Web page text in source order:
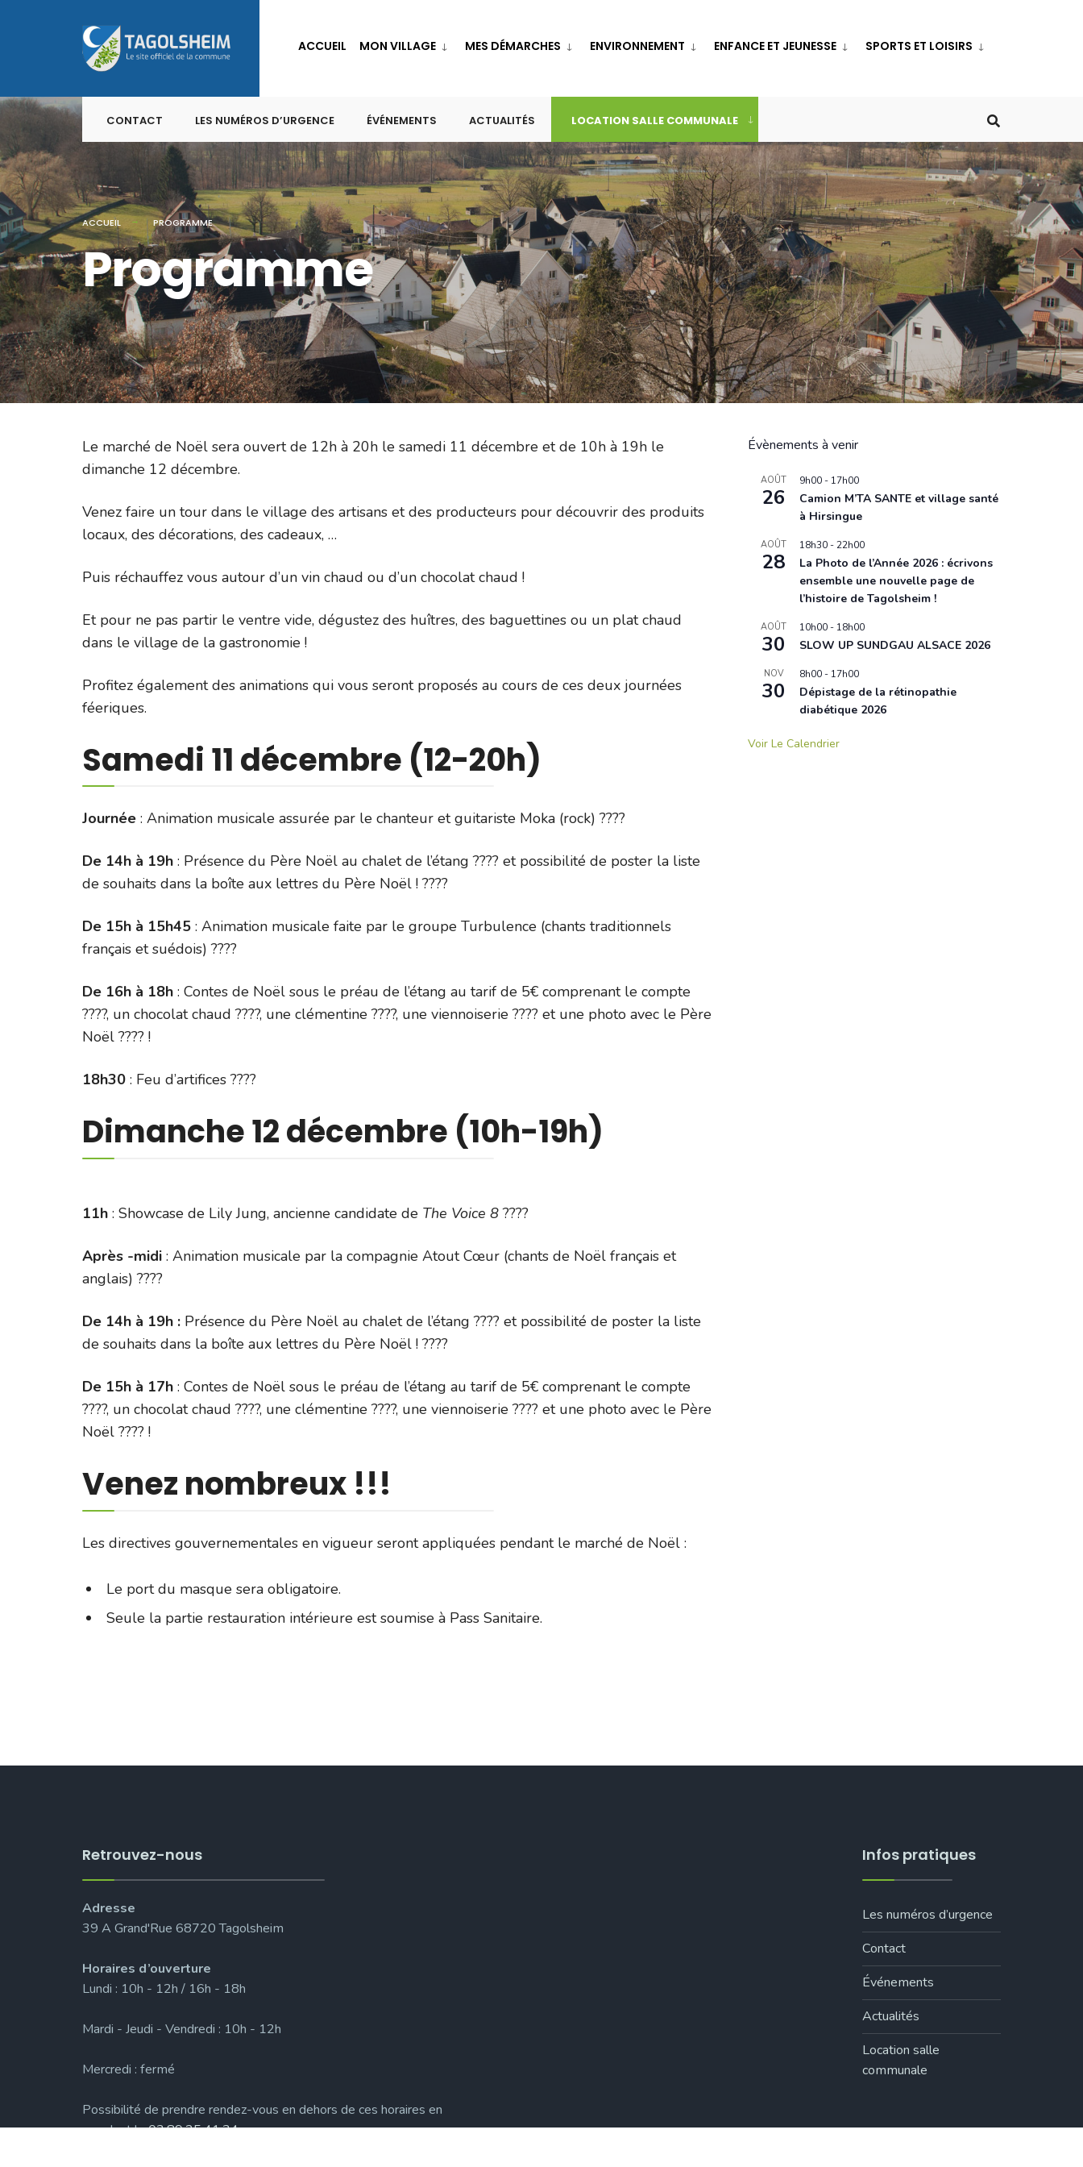
to
content
ACCUEIL MON VILLAGE MES DÉMARCHES ENVIRONNEMENT ENFANCE ET JEUNESSE SPORTS ET LOISIRS
CONTACT LES NUMÉROS D’URGENCE ÉVÉNEMENTS ACTUALITÉS LOCATION SALLE COMMUNALE
ACCUEIL PROGRAMME
Programme
Le marché de Noël sera ouvert de 12h à 20h le samedi 11 décembre et de 10h à 19h le
dimanche 12 décembre.
Venez faire un tour dans le village des artisans et des producteurs pour découvrir des produits
locaux, des décorations, des cadeaux, …
Puis réchauffez vous autour d’un vin chaud ou d’un chocolat chaud !
Et pour ne pas partir le ventre vide, dégustez des huîtres, des baguettines ou un plat chaud
dans le village de la gastronomie !
Profitez également des animations qui vous seront proposés au cours de ces deux journées
féeriques.
Samedi 11 décembre (12-20h)
Journée : Animation musicale assurée par le chanteur et guitariste Moka (rock) ????
De 14h à 19h : Présence du Père Noël au chalet de l’étang ???? et possibilité de poster la liste
de souhaits dans la boîte aux lettres du Père Noël ! ????
De 15h à 15h45 : Animation musicale faite par le groupe Turbulence (chants traditionnels
français et suédois) ????
De 16h à 18h : Contes de Noël sous le préau de l’étang au tarif de 5€ comprenant le compte
????, un chocolat chaud ????, une clémentine ????, une viennoiserie ???? et une photo avec le Père
Noël ???? !
18h30 : Feu d’artifices ????
Dimanche 12 décembre (10h-19h)
11h : Showcase de Lily Jung, ancienne candidate de The Voice 8????
Après -midi : Animation musicale par la compagnie Atout Cœur (chants de Noël français et
anglais) ????
De 14h à 19h : Présence du Père Noël au chalet de l’étang ???? et possibilité de poster la liste
de souhaits dans la boîte aux lettres du Père Noël ! ????
De 15h à 17h : Contes de Noël sous le préau de l’étang au tarif de 5€ comprenant le compte
????, un chocolat chaud ????, une clémentine ????, une viennoiserie ???? et une photo avec le Père
Noël ???? !
Venez nombreux !!!
Les directives gouvernementales en vigueur seront appliquées pendant le marché de Noël :
Le port du masque sera obligatoire.
Seule la partie restauration intérieure est soumise à Pass Sanitaire.
Évènements à venir
AOÛT
26
9h00 - 17h00
Camion M’TA SANTE et village santé
à Hirsingue
AOÛT
28
18h30 -22h00
La Photo de l’Année 2026 : écrivons
ensemble une nouvelle page de
l’histoire de Tagolsheim !
AOÛT
30
10h00 - 18h00
SLOW UP SUNDGAU ALSACE 2026
NOV
30
8h00 - 17h00
Dépistage de la rétinopathie
diabétique 2026
Voir Le Calendrier
Retrouvez-nous
Adresse
39 A Grand'Rue 68720 Tagolsheim
Horaires d’ouverture
Lundi : 10h - 12h / 16h - 18h
Mardi - Jeudi - Vendredi : 10h - 12h
Mercredi : fermé
Possibilité de prendre rendez-vous en dehors de ces horaires en
appelant le03.89.25.41.34
Infos pratiques
Les numéros d’urgence
Contact
Événements
Actualités
Location salle
communale